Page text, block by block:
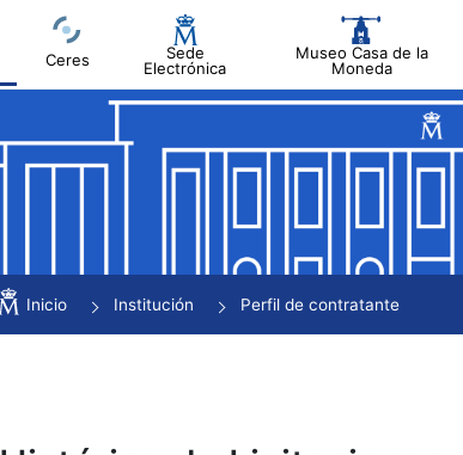
Ceres
Sede
Electrónica
Museo Casa de la
Moneda
Mostrar/Ocultar
Mostrar/Ocultar
Inicio Institución Perfil de contratante